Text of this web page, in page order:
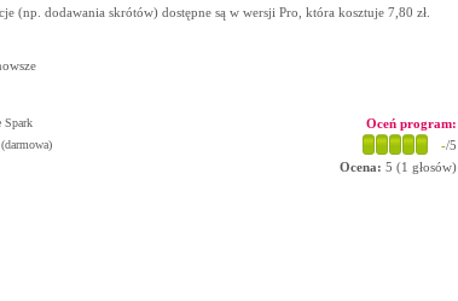
(np. dodawania skrótów) dostępne są w wersji Pro, która kosztuje 7,80 zł.
Spark
Oceń program:
-/5
Ocena: 5 (1 głosów)